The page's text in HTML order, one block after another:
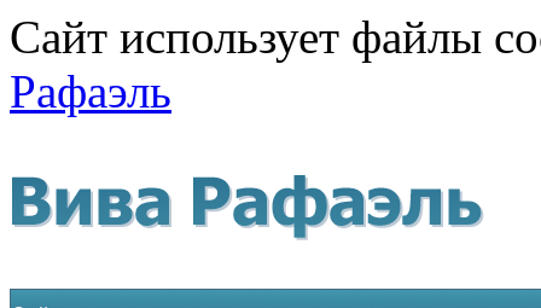
Сайт использует файлы
Рафаэль